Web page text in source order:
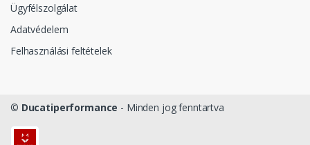
Ügyfélszolgálat
Adatvédelem
Felhasználási feltételek
© Ducatiperformance - Minden jog fenntartva